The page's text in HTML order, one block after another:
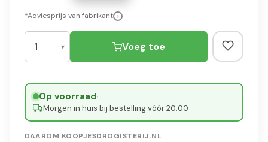
*Adviesprijs van fabrikant i
Voeg toe
Op voorraad·
Morgen in huis bij bestelling vóór 20:00
DAAROM KOOPJESDROGISTERIJ.NL